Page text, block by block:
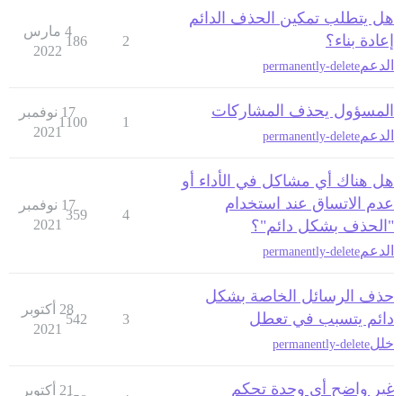
هل يتطلب تمكين الحذف الدائم
إعادة بناء؟
الدعمpermanently-delete
2
186
4 مارس
2022
المسؤول يحذف المشاركات
الدعمpermanently-delete
1
1100
17 نوفمبر
2021
هل هناك أي مشاكل في الأداء أو
عدم الاتساق عند استخدام
"الحذف بشكل دائم"؟
الدعمpermanently-delete
4
359
17 نوفمبر
2021
حذف الرسائل الخاصة بشكل
دائم يتسبب في تعطل
خللpermanently-delete
3
542
28 أكتوبر
2021
غير واضح أي وحدة تحكم 21 أكتوبر